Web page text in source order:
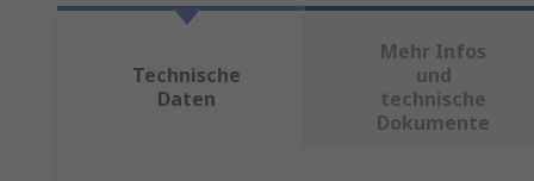
Technische
Daten
Mehr Infos
und
technische
Dokumente